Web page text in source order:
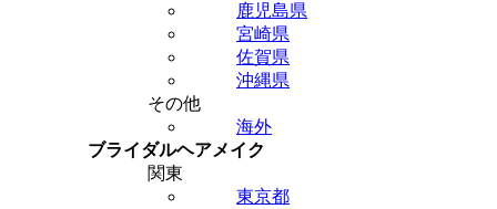
鹿児島県
宮崎県
佐賀県
沖縄県
その他
海外
ブライダルヘアメイク
関東
東京都